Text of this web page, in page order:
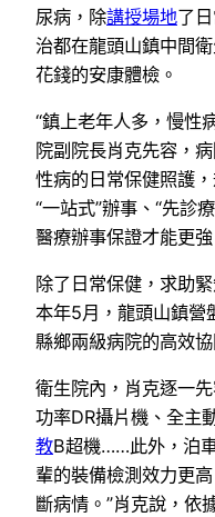
尿病，除講授場地了
治都在龍頭山鎮中間
花錢的安康體檢。
“鎮上老年人多，慢性
院副院長肖克先容，
性病的日常保健照護
“一站式”辦事、“先診
醫療辦事保證才能更強
除了日常保健，求助
本年5月，龍頭山鎮營
縣鄉兩級病院的高效
衛生院內，肖克逐一
功率DR攝片機、全主
教B超機……此外，泊
輩的裝備檢測效力更
斷病情。”肖克說，依